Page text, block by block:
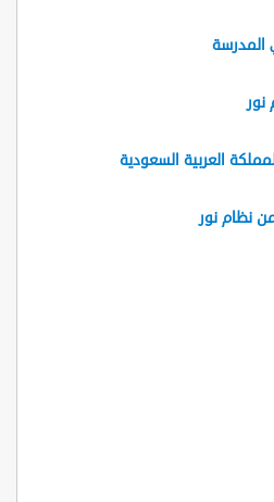
العربية السعودية
نظام نور